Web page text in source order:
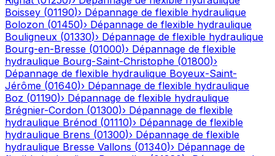
Boissey (01190)› Dépannage de flexible hydraulique
Bolozon (01450)› Dépannage de flexible hydraulique
Bouligneux (01330)› Dépannage de flexible hydraulique
Bourg-en-Bresse (01000)› Dépannage de flexible
hydraulique Bourg-Saint-Christophe (01800)›
Dépannage de flexible hydraulique Boyeux-Saint-
Jérôme (01640)› Dépannage de flexible hydraulique
Boz (01190)› Dépannage de flexible hydraulique
Brégnier-Cordon (01300)› Dépannage de flexible
hydraulique Brénod (01110)› Dépannage de flexible
hydraulique Brens (01300)› Dépannage de flexible
hydraulique Bresse Vallons (01340)› Dépannage de